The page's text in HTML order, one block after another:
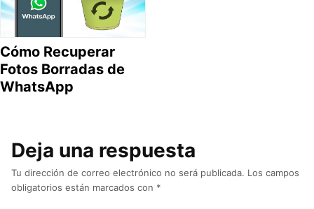
Cómo Recuperar
Fotos Borradas de
WhatsApp
Deja una respuesta
Tu dirección de correo electrónico no será publicada. Los campos
obligatorios están marcados con *